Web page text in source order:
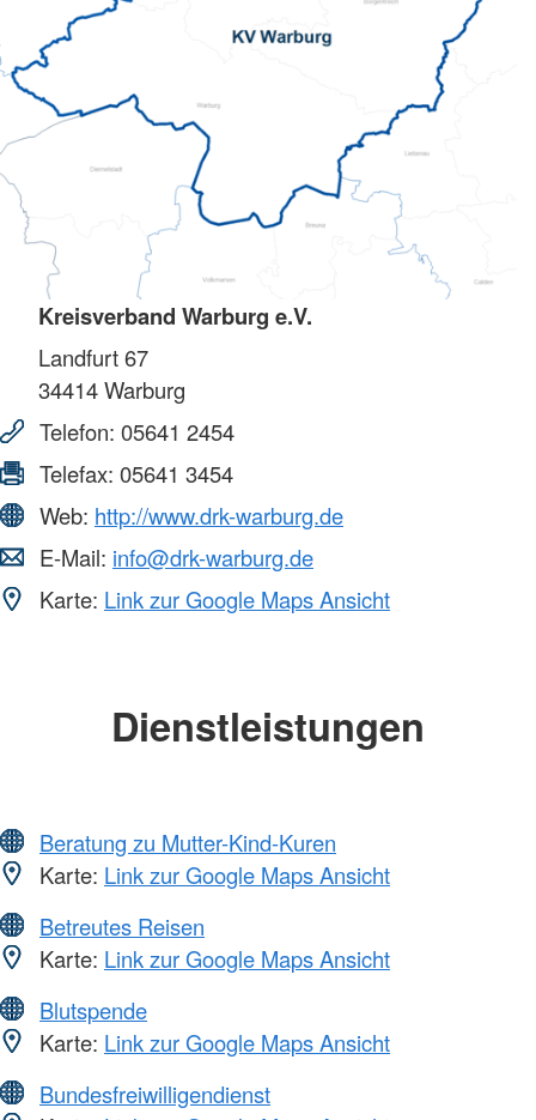
Kreisverband Warburg e.V.
Landfurt 67
34414Warburg
Telefon: 05641 2454
Telefax: 05641 3454
Web: http://www.drk-warburg.de
E-Mail: info@drk-warburg.de
Karte: Link zur Google Maps Ansicht
Dienstleistungen
Beratung zu Mutter-Kind-Kuren
Karte: Link zur Google Maps Ansicht
Betreutes Reisen
Karte: Link zur Google Maps Ansicht
Blutspende
Karte: Link zur Google Maps Ansicht
Bundesfreiwilligendienst